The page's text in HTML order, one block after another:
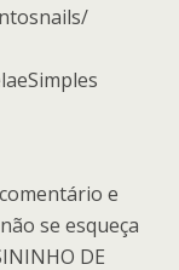
e
se esqueça
DE